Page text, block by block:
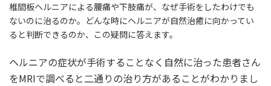
新
日
時
:
椎間板ヘルニアによる腰痛や下肢痛が、なぜ手術をしたわけでも
ないのに治るのか。どんな時にヘルニアが自然治癒に向かってい
ると判断できるのか、この疑問に答えます。
ヘルニアの症状が手術することなく自然に治った患者さん
をMRIで調べると二通りの治り方があることがわかりまし